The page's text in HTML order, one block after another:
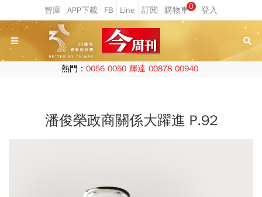
0
熱門： 0056 0050 輝達 00878 00940
潘俊榮政商關係大躍進 P.92